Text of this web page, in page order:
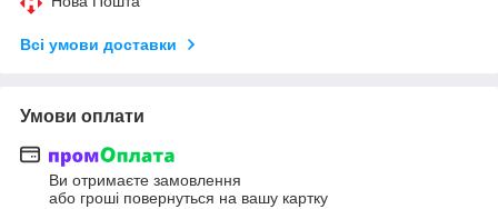
Всі умови доставки
Умови оплати
Ви отримаєте замовлення
або гроші повернуться на вашу картку